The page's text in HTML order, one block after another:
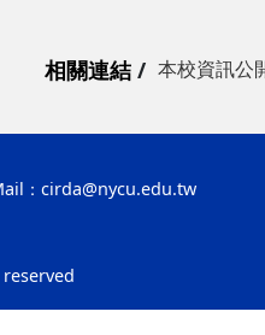
相關連結 本校資訊公
： cirda@nycu.edu.tw